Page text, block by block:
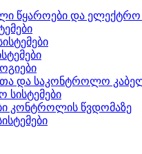
წყაროები და ელექტრო
და საკონტროლო
სისტემები
კონტროლის წვდომაზე